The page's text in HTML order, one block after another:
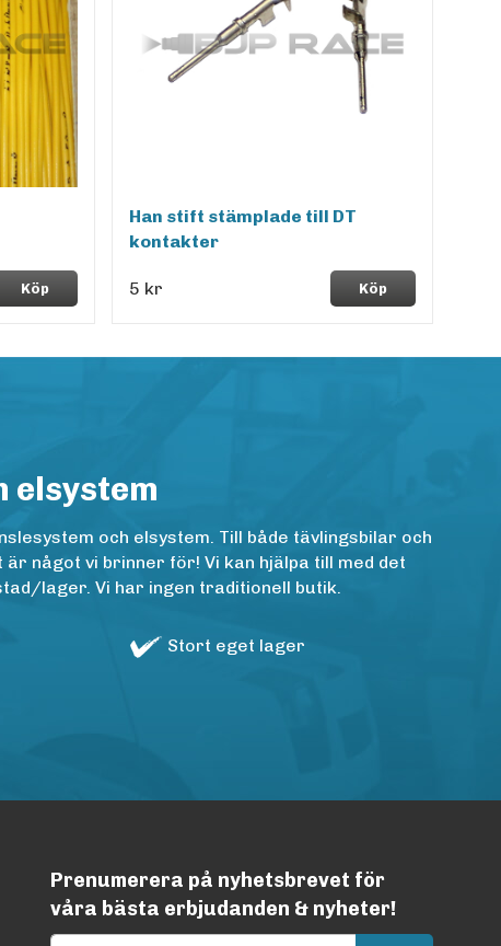
Köp
Han stift stämplade till DT
kontakter
5 kr Köp
elsystem
och elsystem. Till både tävlingsbilar och
något vi brinner för! Vi kan hjälpa till med det
lager. Vi har ingen traditionell butik.
Stort eget lager
Prenumerera på nyhetsbrevet för
våra bästa erbjudanden & nyheter!